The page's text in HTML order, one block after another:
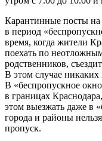
Карантинные посты на
в период
время, когда жители
поехать по
родственников,
В этом случае
В «беспропускное
в границах
этом выезжать даже в
города и районы
пропуск.